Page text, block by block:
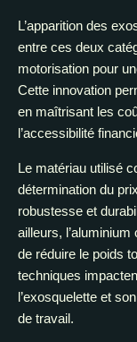
L’apparition des
entre ces deux
motorisation pour
Cette innovation
en maîtrisant les
l’accessibilité
Le matériau utilisé
détermination du
robustesse et
ailleurs,
de réduire le poids
techniques
l’exosquelette et
de travail.